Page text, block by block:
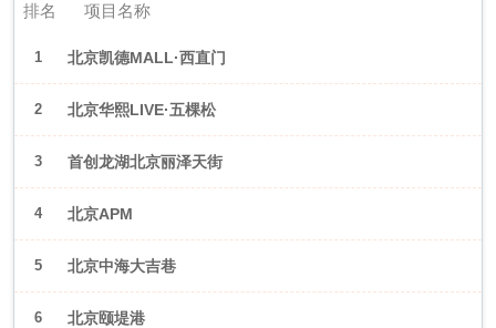
排名 项目名称
1 北京凯德MALL·西直门
2 北京华熙LIVE·五棵松
3 首创龙湖北京丽泽天街
4 北京APM
5 北京中海大吉巷
6 北京颐堤港